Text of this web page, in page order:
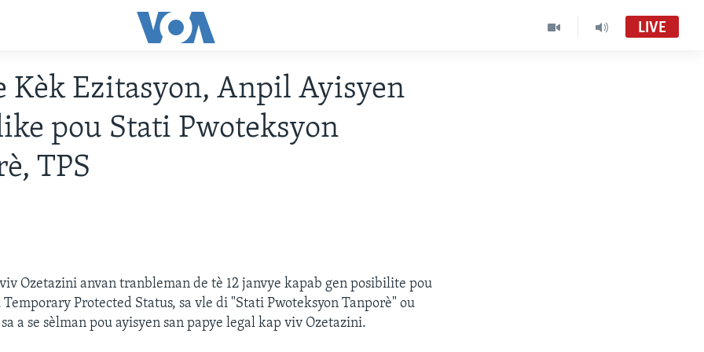
LIVE
Kèk Ezitasyon, Anpil Ayisyen
pou Stati Pwoteksyon
TPS
Ozetazini anvan tranbleman de tè 12 janvye kapab gen posibilite pou
Temporary Protected Status, sa vle di "Stati Pwoteksyon Tanporè" ou
a se sèlman pou ayisyen san papye legal kap viv Ozetazini.